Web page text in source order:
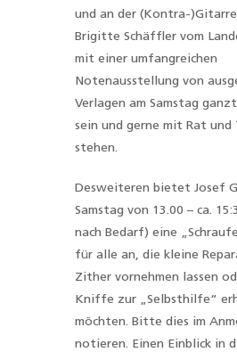
und an der (Kontra-
Brigitte Schäffler vom
mit einer umfangreichen
Notenausstellung von
Verlagen am Samstag
sein und gerne mit Rat und
stehen.
Desweiteren bietet Josef
Samstag von 13.00 – ca.
nach Bedarf) eine
für alle an, die kleine
Zither vornehmen lassen
Kniffe zur „Selbsthilfe“
möchten. Bitte dies im
notieren. Einen Einblick in